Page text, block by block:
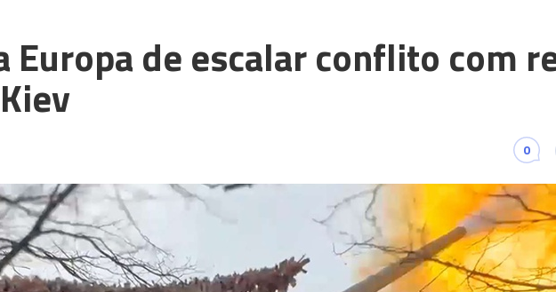
Europa de escalar conflito com
0